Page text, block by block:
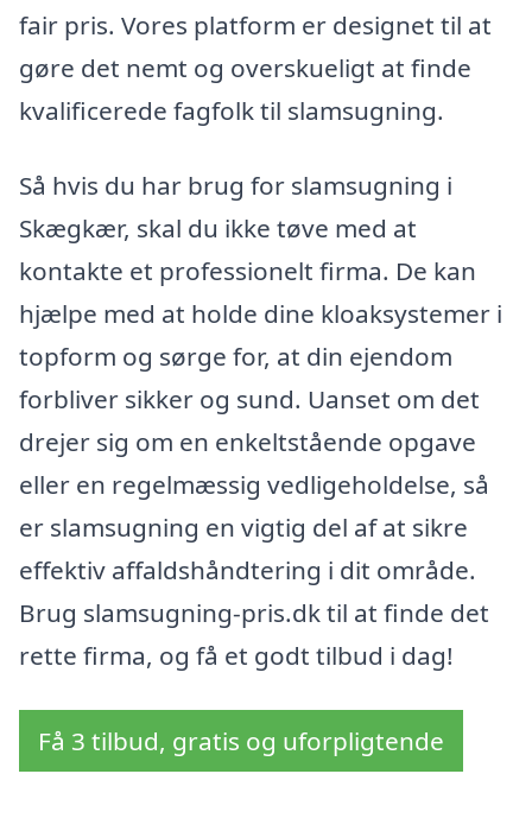
fair pris. Vores platform er designet til at
gøre det nemt og overskueligt at finde
kvalificerede fagfolk til slamsugning.
Så hvis du har brug for slamsugning i
Skægkær, skal du ikke tøve med at
kontakte et professionelt firma. De kan
hjælpe med at holde dine kloaksystemer i
topform og sørge for, at din ejendom
forbliver sikker og sund. Uanset om det
drejer sig om en enkeltstående opgave
eller en regelmæssig vedligeholdelse, så
er slamsugning en vigtig del af at sikre
effektiv affaldshåndtering i dit område.
Brug slamsugning-pris.dk til at finde det
rette firma, og få et godt tilbud i dag!
Få 3 tilbud, gratis og uforpligtende